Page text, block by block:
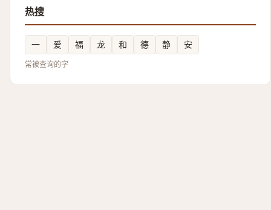
热搜
一 爱 福 龙 和 德 静 安
常被查询的字